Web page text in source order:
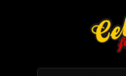
Crank Booyah